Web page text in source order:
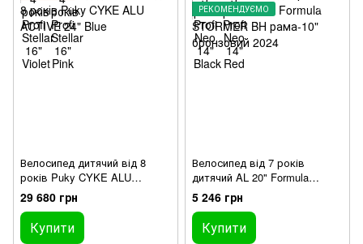
Велосипед дитячий від 8
років Puky CYKE ALU
ACTIVE 24" Blue
29 680 грн
Купити
РЕКОМЕНДУЄМО
Велосипед від 7 років
дитячий AL 20" Formula
STORMER BH рама-10"
бронзовий 2024
5 246 грн
Купити